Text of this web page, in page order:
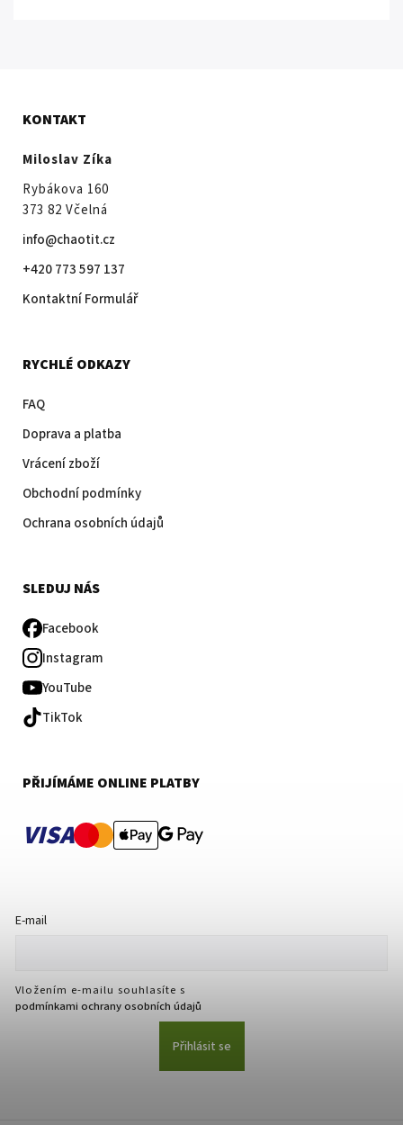
KONTAKT
Miloslav Zíka
Rybákova 160
373 82 Včelná
info@chaotit.cz
+420 773 597 137
Kontaktní Formulář
RYCHLÉ ODKAZY
FAQ
Doprava a platba
Vrácení zboží
Obchodní podmínky
Ochrana osobních údajů
SLEDUJ NÁS
Facebook
Instagram
YouTube
TikTok
PŘIJÍMÁME ONLINE PLATBY
VISA
E-mail
Vložením e-mailu souhlasíte s
podmínkami ochrany osobních údajů
Přihlásit se